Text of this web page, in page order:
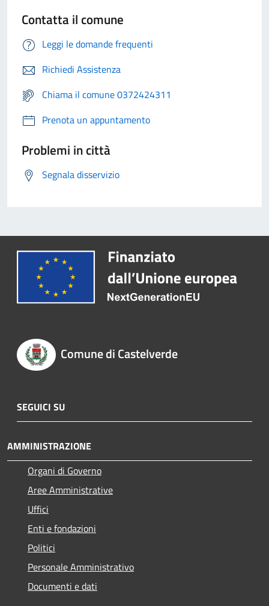
Contatta il comune
Leggi le domande frequenti
Richiedi Assistenza
Chiama il comune 0372424311
Prenota un appuntamento
Problemi in città
Segnala disservizio
Comune di Castelverde
SEGUICI SU
AMMINISTRAZIONE
Organi di Governo
Aree Amministrative
Uffici
Enti e fondazioni
Politici
Personale Amministrativo
Documenti e dati